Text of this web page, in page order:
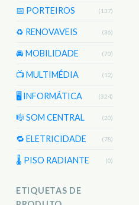
📅 PORTEIROS (137)
♻️ RENOVAVEIS (36)
🚘 MOBILIDADE (70)
📺 MULTIMÉDIA (12)
🖥️ INFORMÁTICA (324)
🎼 SOM CENTRAL (20)
🔁 ELETRICIDADE (78)
🌡 PISO RADIANTE (0)
ETIQUETAS DE